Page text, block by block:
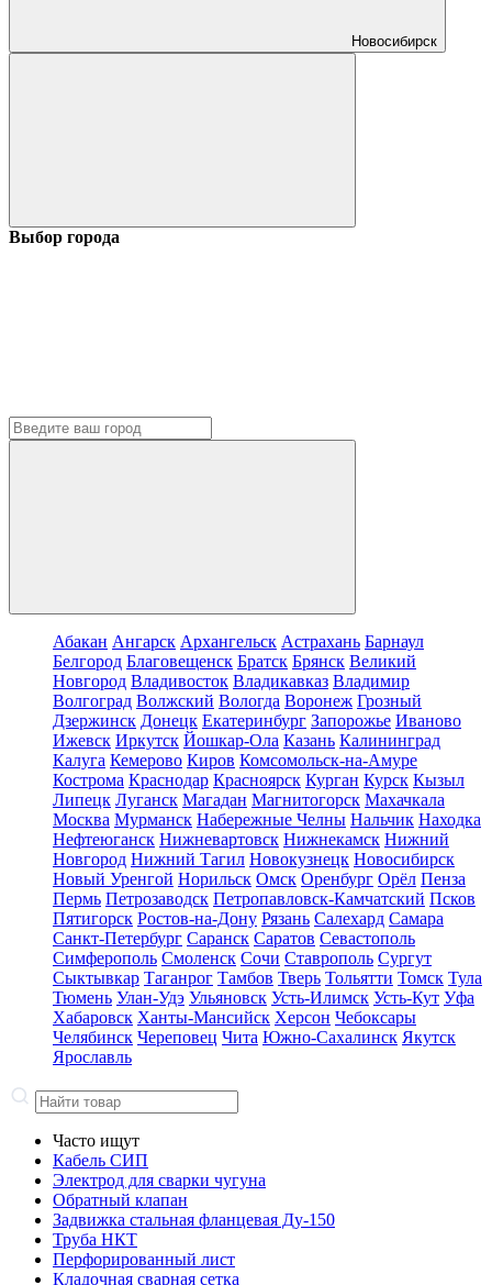
Новосибирск
Выбор города
Абакан Ангарск Архангельск Астрахань Барнаул
Белгород Благовещенск Братск Брянск Великий
Новгород Владивосток Владикавказ Владимир
Волгоград Волжский Вологда Воронеж Грозный
Дзержинск Донецк Екатеринбург Запорожье Иваново
Ижевск Иркутск Йошкар-Ола Казань Калининград
Калуга Кемерово Киров Комсомольск-на-Амуре
Кострома Краснодар Красноярск Курган Курск Кызыл
Липецк Луганск Магадан Магнитогорск Махачкала
Москва Мурманск Набережные Челны Нальчик Находка
Нефтеюганск Нижневартовск Нижнекамск Нижний
Новгород Нижний Тагил Новокузнецк Новосибирск
Новый Уренгой Норильск Омск Оренбург Орёл Пенза
Пермь Петрозаводск Петропавловск-Камчатский Псков
Пятигорск Ростов-на-Дону Рязань Салехард Самара
Санкт-Петербург Саранск Саратов Севастополь
Симферополь Смоленск Сочи Ставрополь Сургут
Сыктывкар Таганрог Тамбов Тверь Тольятти Томск Тула
Тюмень Улан-Удэ Ульяновск Усть-Илимск Усть-Кут Уфа
Хабаровск Ханты-Мансийск Херсон Чебоксары
Челябинск Череповец Чита Южно-Сахалинск Якутск
Ярославль
Часто ищут
Кабель СИП
Электрод для сварки чугуна
Обратный клапан
Задвижка стальная фланцевая Ду-150
Труба НКТ
Перфорированный лист
Кладочная сварная сетка